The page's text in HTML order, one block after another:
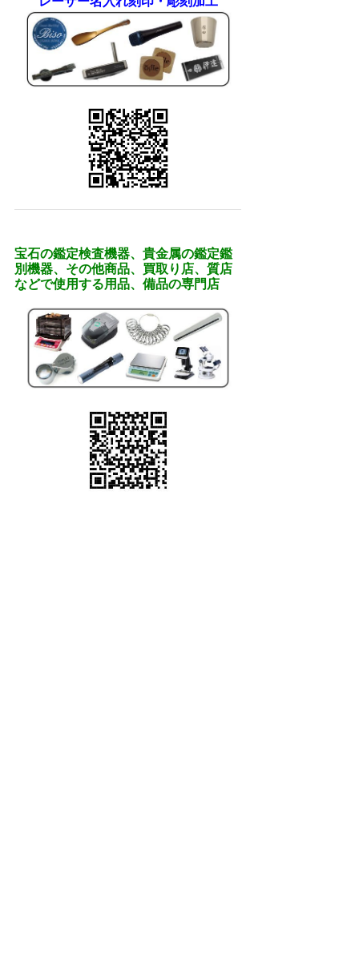
宝石の鑑定検査機器、貴金属の鑑定鑑
別機器、その他商品、買取り店、質店
などで使用する用品、備品の専門店